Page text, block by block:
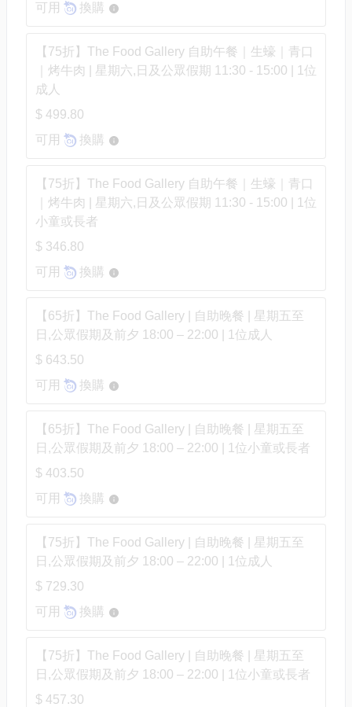
可用
換購
【75折】The Food Gallery 自助午餐｜生蠔｜青口
｜烤牛肉 | 星期六,日及公眾假期 11:30 - 15:00 | 1位
成人
$ 499.80
可用
換購
【75折】The Food Gallery 自助午餐｜生蠔｜青口
｜烤牛肉 | 星期六,日及公眾假期 11:30 - 15:00 | 1位
小童或長者
$ 346.80
可用
換購
【65折】The Food Gallery | 自助晚餐 | 星期五至
日,公眾假期及前夕 18:00 – 22:00 | 1位成人
$ 643.50
可用
換購
【65折】The Food Gallery | 自助晚餐 | 星期五至
日,公眾假期及前夕 18:00 – 22:00 | 1位小童或長者
$ 403.50
可用
換購
【75折】The Food Gallery | 自助晚餐 | 星期五至
日,公眾假期及前夕 18:00 – 22:00 | 1位成人
$ 729.30
可用
換購
【75折】The Food Gallery | 自助晚餐 | 星期五至
日,公眾假期及前夕 18:00 – 22:00 | 1位小童或長者
$ 457.30